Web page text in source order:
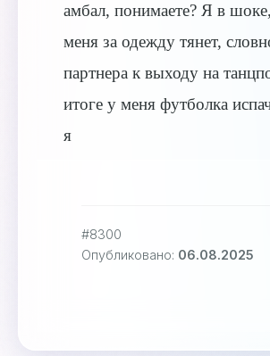
амбал, понимаете? Я в
меня за одежду тянет,
партнера к выходу на
итоге у меня футболка
я
#8300
Опубликовано: 06.08.2025